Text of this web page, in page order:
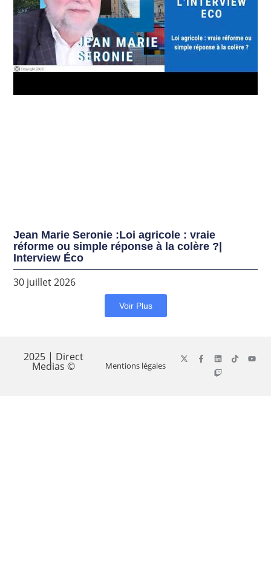
Jean Marie Seronie :Loi agricole : vraie
réforme ou simple réponse à la colère ?|
Interview Éco
30 juillet 2026
Voir Plus
2025 | Direct
Medias © Mentions légales